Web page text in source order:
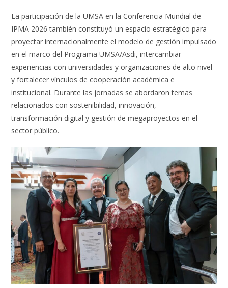
La participación de la UMSA en la Conferencia Mundial de
IPMA 2026 también constituyó un espacio estratégico para
proyectar internacionalmente el modelo de gestión impulsado
en el marco del Programa UMSA/Asdi, intercambiar
experiencias con universidades y organizaciones de alto nivel
y fortalecer vínculos de cooperación académica e
institucional. Durante las jornadas se abordaron temas
relacionados con sostenibilidad, innovación,
transformación digital y gestión de megaproyectos en el
sector público.